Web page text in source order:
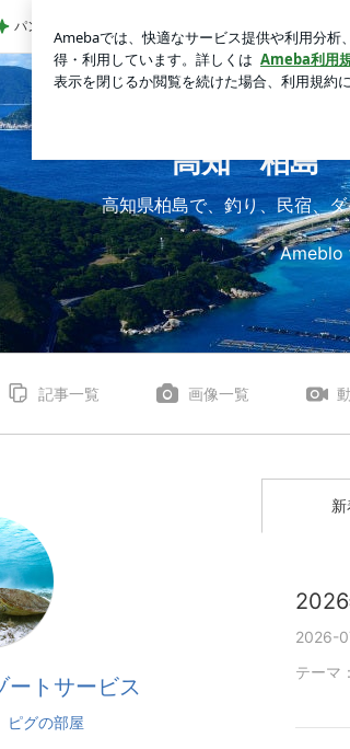
ス
パンの代わりにちまきが出た食事
高知 柏島
高知県柏島で、釣り、民宿、
Ameblo
記事一覧 画像一覧
新
2026-
テーマ：
トサービス
ピグの部屋